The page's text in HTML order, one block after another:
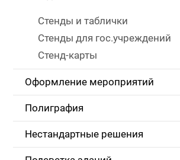
Стенды и таблички
Стенды для гос.учреждений
Стенд-карты
Оформление мероприятий
Полиграфия
Нестандартные решения